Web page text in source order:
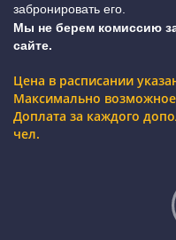
забронировать его.
Мы не берем комиссию
сайте.
Цена в расписании
Максимально
Доплата за каждого
чел.